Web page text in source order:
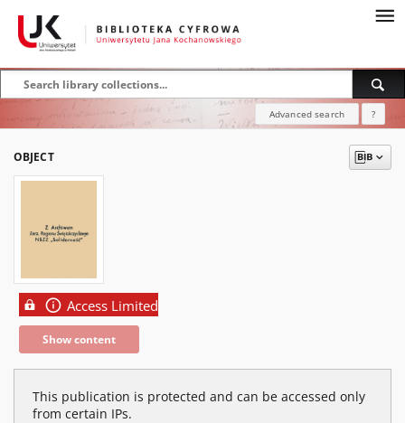
Advanced search ?
OBJECT
Access Limited
Show content
This publication is protected and can be accessed only
from certain IPs.